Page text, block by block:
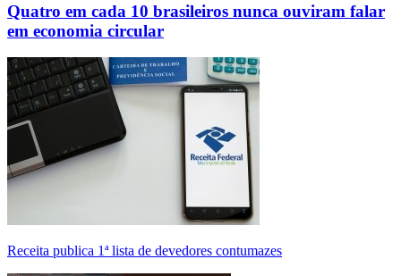
Quatro em cada 10 brasileiros nunca ouviram falar
em economia circular
Receita publica 1ª lista de devedores contumazes